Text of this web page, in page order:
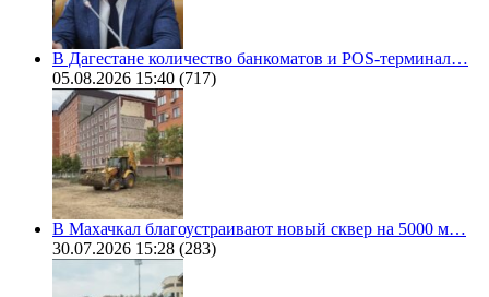
В Дагестане количество банкоматов и POS-терминал…
05.08.2026 15:40 (717)
В Махачкал благоустраивают новый сквер на 5000 м…
30.07.2026 15:28 (283)